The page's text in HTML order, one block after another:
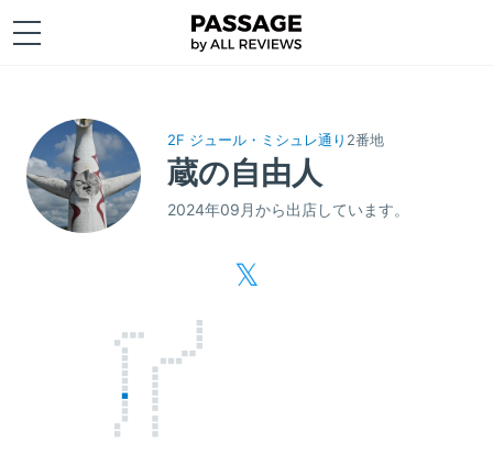
2F ジュール・ミシュレ通り 2番地
蔵の自由人
2024年09月から出店しています。